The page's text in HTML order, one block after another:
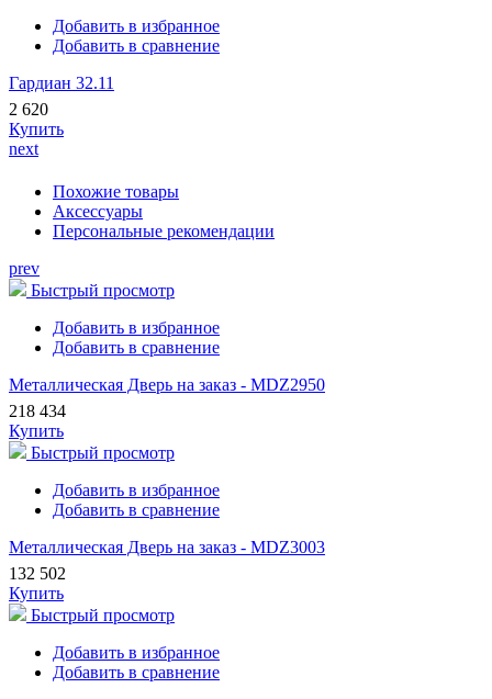
Добавить в избранное
Добавить в сравнение
Гардиан 32.11
2 620
Купить
next
Похожие товары
Аксессуары
Персональные рекомендации
prev
Быстрый просмотр
Добавить в избранное
Добавить в сравнение
Металлическая Дверь на заказ - MDZ2950
218 434
Купить
Быстрый просмотр
Добавить в избранное
Добавить в сравнение
Металлическая Дверь на заказ - MDZ3003
132 502
Купить
Быстрый просмотр
Добавить в избранное
Добавить в сравнение